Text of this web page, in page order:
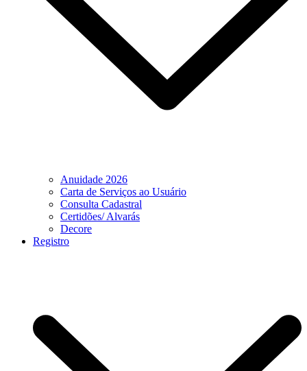
Anuidade 2026
Carta de Serviços ao Usuário
Consulta Cadastral
Certidões/ Alvarás
Decore
Registro